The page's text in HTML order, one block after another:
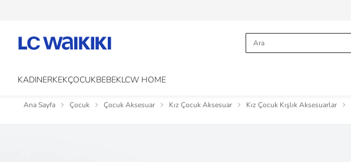
KADINERKEKÇOCUKBEBEKLCW HOME
Ana Sayfa Çocuk Çocuk Aksesuar Kız Çocuk Aksesuar Kız Çocuk Kışlık Aksesuarlar